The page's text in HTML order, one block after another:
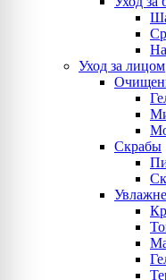
Уход за лицом
Скрабы